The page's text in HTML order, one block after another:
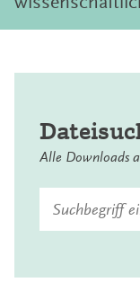
Alle Downloads
nach: